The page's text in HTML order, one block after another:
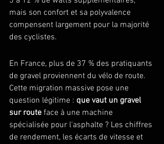
mais son confort et sa polyvalence
compensent largement pour la majorité
des cyclistes.
En France, plus de 37 % des pratiquants
de gravel proviennent du vélo de route.
Cette migration massive pose une
question légitime : que vaut un gravel
sur route face à une machine
spécialisée pour l'asphalte ? Les chiffres
de rendement, les écarts de vitesse et